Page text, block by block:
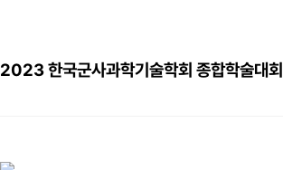
2023 한국군사과학기술학회 종합학술대회